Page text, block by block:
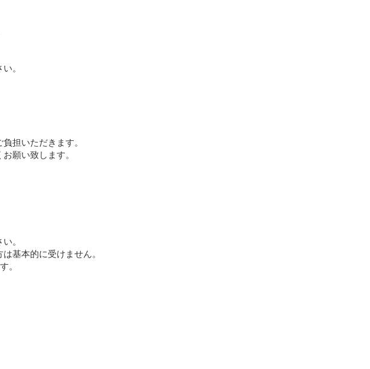
。
担いただきます。
願い致します。
。
基本的に受けません。
。